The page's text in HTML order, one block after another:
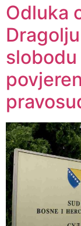
Odluka